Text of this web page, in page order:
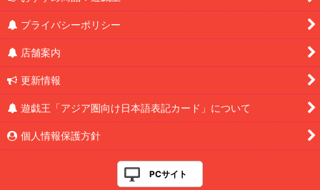
プライバシーポリシー
店舗案内
更新情報
遊戯王「アジア圏向け日本語表記カード」について
個人情報保護方針
PCサイト